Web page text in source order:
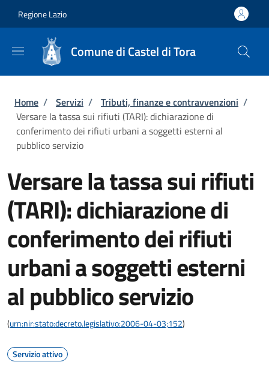
Regione Lazio
Comune di Castel di Tora
Briciole di pane
Home / Servizi / Tributi, finanze e contravvenzioni /
Versare la tassa sui rifiuti (TARI): dichiarazione di
conferimento dei rifiuti urbani a soggetti esterni al
pubblico servizio
Versare la tassa sui rifiuti
(TARI): dichiarazione di
conferimento dei rifiuti
urbani a soggetti esterni
al pubblico servizio
(urn:nir:stato:decreto.legislativo:2006-04-03;152)
Servizio attivo